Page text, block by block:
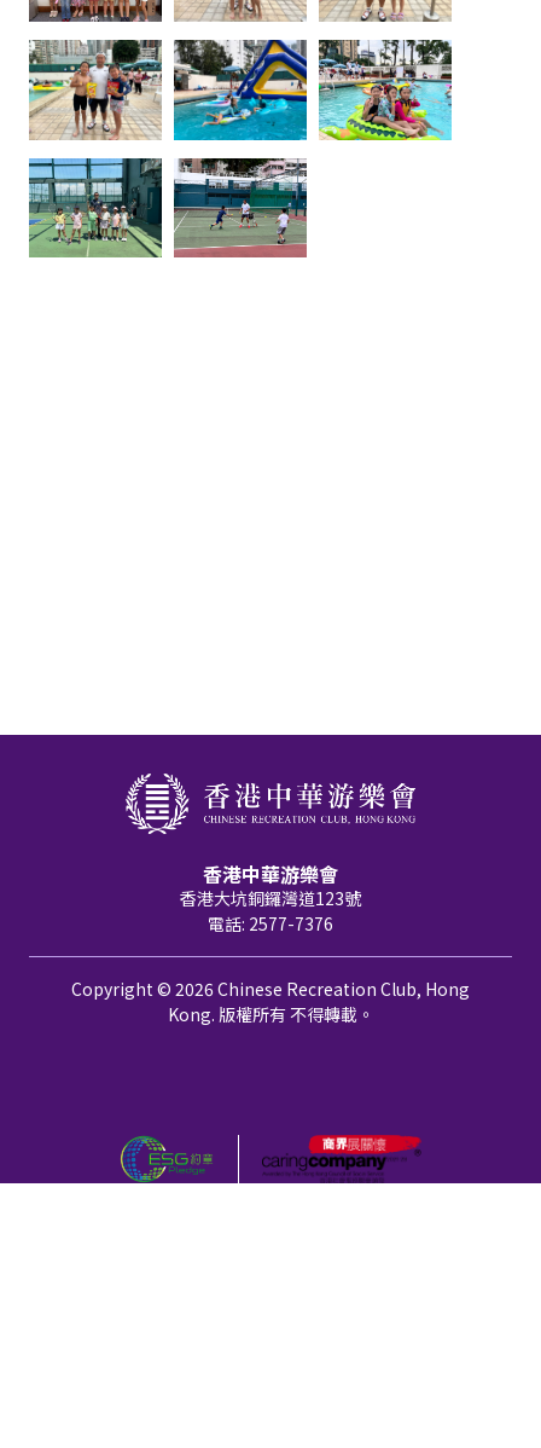
香港中華游樂會
香港大坑銅鑼灣道123號
電話: 2577-7376
Copyright © 2026 Chinese Recreation Club, Hong
Kong. 版權所有 不得轉載。